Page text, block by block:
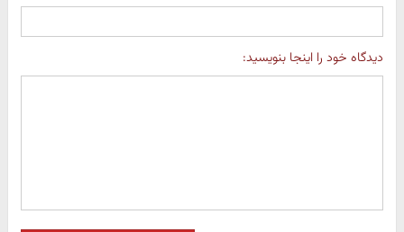
دیدگاه خود را اینجا بنویسید: